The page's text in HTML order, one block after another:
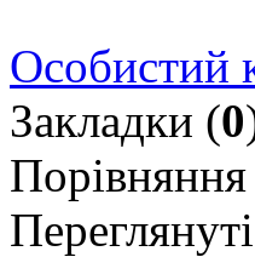
Особистий
Закладки (0
Порівняння